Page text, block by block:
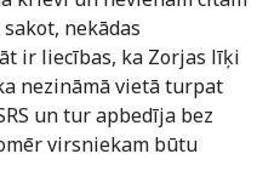
nekādas
ir liecības, ka Zorjas līķi
nezināmā vietā turpat
un tur apbedīja bez
virsniekam būtu